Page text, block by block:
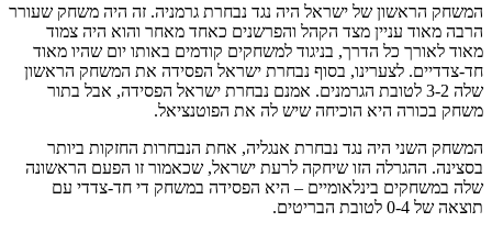
המשחק הראשון של ישראל היה נגד נבחרת גרמניה. זה היה משחק שעורר
הרבה מאוד עניין מצד הקהל והפרשנים כאחד מאחר והוא היה צמוד
מאוד לאורך כל הדרך, בניגוד למשחקים קודמים באותו יום שהיו מאוד
חד-צדדיים. לצערינו, בסוף נבחרת ישראל הפסידה את המשחק הראשון
שלה 3-2 לטובת הגרמנים. אמנם נבחרת ישראל הפסידה, אבל בתור
משחק בכורה היא הוכיחה שיש לה את הפוטנציאל.
המשחק השני היה נגד נבחרת אנגליה, אחת הנבחרות החזקות ביותר
בסצינה. ההגרלה הזו שיחקה לרעת ישראל, שכאמור זו הפעם הראשונה
שלה במשחקים בינלאומיים – היא הפסידה במשחק די חד-צדדי עם
תוצאה של 0-4 לטובת הבריטים.